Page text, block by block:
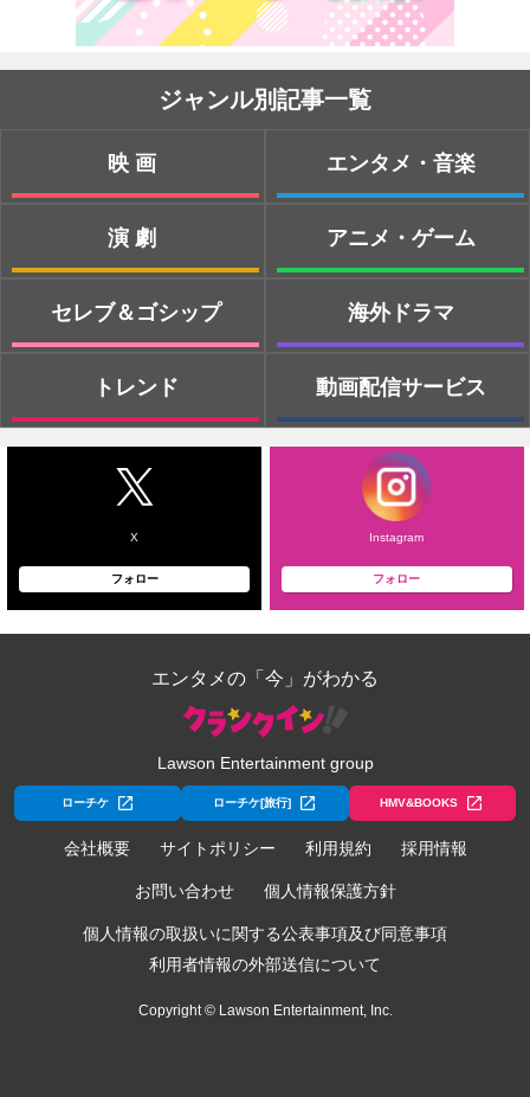
ジャンル別記事一覧
映画
演劇
セレブ＆ゴシップ
トレンド
エンタメ・音楽
アニメ・ゲーム
海外ドラマ
動画配信サービス
X
フォロー
Instagram
フォロー
エンタメの「今」がわかる
Lawson Entertainment group
ローチケ ローチケ[旅行] HMV&BOOKS
会社概要 サイトポリシー 利用規約 採用情報
お問い合わせ 個人情報保護方針
個人情報の取扱いに関する公表事項及び同意事項
利用者情報の外部送信について
Copyright © Lawson Entertainment, Inc.